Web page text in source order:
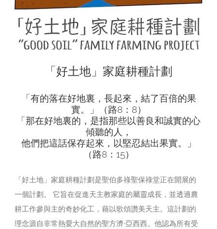
ENGLISH
「好土地 」 家庭耕種計劃
「有的落在好地裏，長起來，結了百倍的果
實。」（路8：8）
「那在好地裏的，是指那些以善良和誠實的心
傾聽的人，
他們把這話保存起來，以堅忍結出果實。」
（路8：15）
「好土地」家庭耕種計劃是聖伯多祿聖保祿堂正在開展的
一個計劃。 它旨在促進天主教家庭的屬靈成長，並透過農
耕工作參與主的奇妙化工，藉以歌頌讚美天主。這計劃的
理念源自非常熱愛大自然的聖方濟·亞西西。他認為所有受